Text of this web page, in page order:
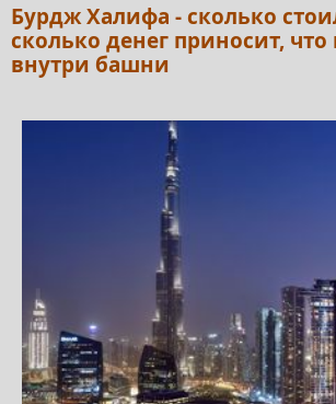
Бурдж Халифа - сколько
сколько денег приносит, что
внутри башни